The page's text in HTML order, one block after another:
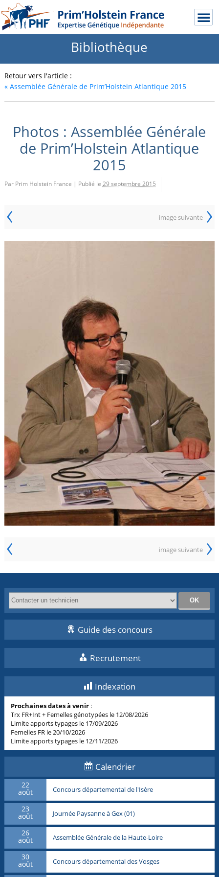
Bibliothèque
Retour vers l'article :
«Assemblée Générale de Prim’Holstein Atlantique 2015
Photos : Assemblée Générale
de Prim’Holstein Atlantique
2015
Par Prim Holstein France | Publié le 29 septembre 2015
‹ image suivante ›
‹ image suivante ›
Guide des concours
Recrutement
Indexation
Prochaines dates à venir :
Trx FR+Int + Femelles génotypées le 12/08/2026
Limite apports typages le 17/09/2026
Femelles FR le 20/10/2026
Limite apports typages le 12/11/2026
Calendrier
22
août Concours départemental de l'Isère
23
août Journée Paysanne à Gex (01)
26
août Assemblée Générale de la Haute-Loire
30
août Concours départemental des Vosges